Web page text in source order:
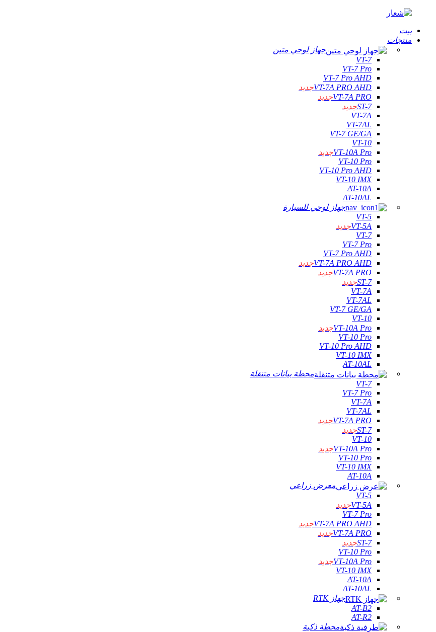
بيت
منتجات
جهاز لوحي متين
VT-7
VT-7 Pro
VT-7 Pro AHD
VT-7A PRO AHDجديد
VT-7A PROجديد
ST-7جديد
VT-7A
VT-7AL
VT-7 GE/GA
VT-10
VT-10A Proجديد
VT-10 Pro
VT-10 Pro AHD
VT-10 IMX
AT-10A
AT-10AL
جهاز لوحي للسيارة
VT-5
VT-5Aجديد
VT-7
VT-7 Pro
VT-7 Pro AHD
VT-7A PRO AHDجديد
VT-7A PROجديد
ST-7جديد
VT-7A
VT-7AL
VT-7 GE/GA
VT-10
VT-10A Proجديد
VT-10 Pro
VT-10 Pro AHD
VT-10 IMX
AT-10AL
محطة بيانات متنقلة
VT-7
VT-7 Pro
VT-7A
VT-7AL
VT-7A PROجديد
ST-7جديد
VT-10
VT-10A Proجديد
VT-10 Pro
VT-10 IMX
AT-10A
معرض زراعي
VT-5
VT-5Aجديد
VT-7 Pro
VT-7A PRO AHDجديد
VT-7A PROجديد
ST-7جديد
VT-10 Pro
VT-10A Proجديد
VT-10 IMX
AT-10A
AT-10AL
جهاز RTK
AT-B2
AT-R2
محطة ذكية